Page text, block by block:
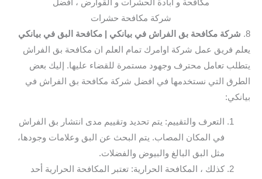
مكافحة و ابادة الحشرات و القوارض ، افضل
شركة مكافحة حشرات
8. شركة مكافحة بق الفراش في بيانكي
| مكافحة البق في بيانكي
يعلم فريق عمل شركة اوامرك تمام العلم ان مكافحة بق الفراش
يتطلب تعامل محترف وجهود مستمرة للقضاء عليها. إليك بعض
الطرق التي نستخدمها في افضل شركة مكافحة بق الفراش في
بيانكي:
التعرف والتقييم: يتم تحديد وتقييم مدى انتشار بق الفراش
في المكان المصاب. يتم البحث عن البق وعلامات وجودها،
مثل البق البالغ والبيوض والفضلات.
كذلك ، المكافحة الحرارية: تعتبر المكافحة الحرارية أحد